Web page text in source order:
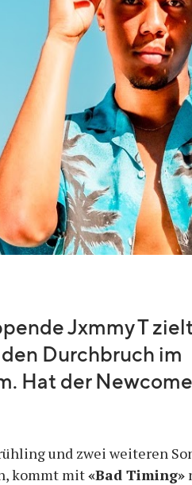
Jxmmy T
Durchbruch im
Hat der
und zwei weiteren
kommt mit«Bad Timing»